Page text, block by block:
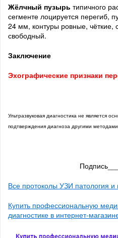
Жёлчный пузырь типичного
сегменте лоцируется перегиб,
24 мм, контуры ровные, чёткие,
свободный.
Заключение
Эхографические признаки
Ультразвуковая диагностика не является
подтверждения диагноза другими
Все протоколы УЗИ патология
Купить профессиональную
диагностике в интернет-